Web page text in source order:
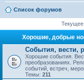
Список форумов
Хорошие, добрые
События, вести,
Хорошие события.
преобразованиях.
событий, встреч,
Темы: 211